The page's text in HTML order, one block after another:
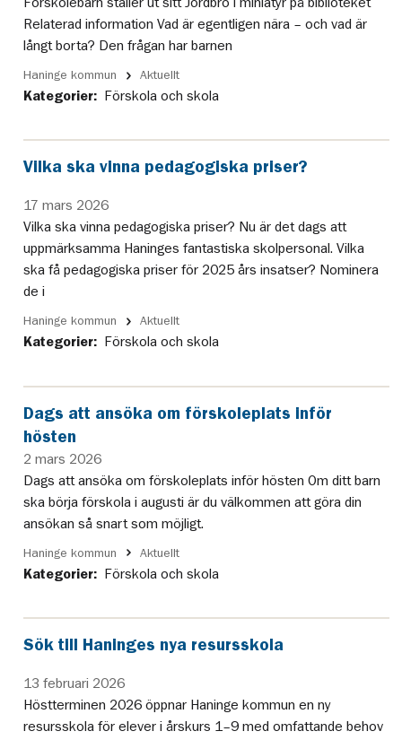
Relaterad information Vad är egentligen nära – och vad är
långt borta? Den frågan har barnen
Haninge kommun Aktuellt
Kategorier: Förskola och skola
Vilka ska vinna pedagogiska priser?
17 mars 2026
Vilka ska vinna pedagogiska priser? Nu är det dags att
uppmärksamma Haninges fantastiska skolpersonal. Vilka
ska få pedagogiska priser för 2025 års insatser? Nominera
de i
Haninge kommun Aktuellt
Kategorier: Förskola och skola
Dags att ansöka om förskoleplats inför
hösten
2 mars 2026
Dags att ansöka om förskoleplats inför hösten Om ditt barn
ska börja förskola i augusti är du välkommen att göra din
ansökan så snart som möjligt.
Haninge kommun Aktuellt
Kategorier: Förskola och skola
Sök till Haninges nya resursskola
13 februari 2026
Höstterminen 2026 öppnar Haninge kommun en ny
resursskola för elever i årskurs 1–9 med omfattande behov